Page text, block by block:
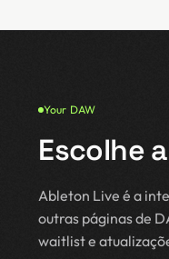
Your DAW
Escolhe
Ableton Live é a
outras páginas de
waitlist e